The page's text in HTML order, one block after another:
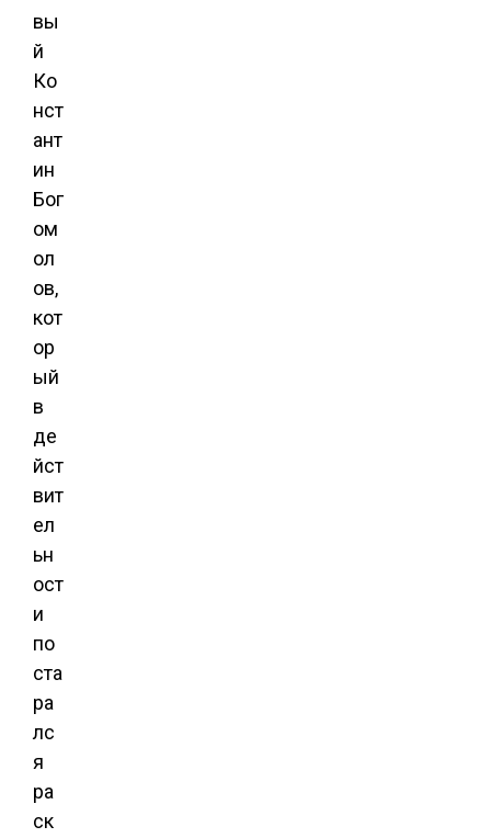
вы
й
Ко
нст
ант
ин
Бог
ом
ол
ов,
кот
ор
ый
в
де
йст
вит
ел
ьн
ост
и
по
ста
ра
лс
я
ра
ск